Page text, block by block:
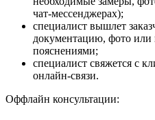
чат-мессенджерах);
специалист вышлет
документацию, фото или
пояснениями;
специалист свяжется с
онлайн-связи.
Оффлайн консультации: